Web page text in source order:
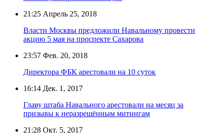
21:25 Апрель 25, 2018
Власти Москвы предложили Навальному провести
акцию 5 мая на проспекте Сахарова
23:57 Фев. 20, 2018
Директора ФБК арестовали на 10 суток
16:14 Дек. 1, 2017
Главу штаба Навального арестовали на месяц за
призывы к неразрешённым митингам
21:28 Окт. 5, 2017